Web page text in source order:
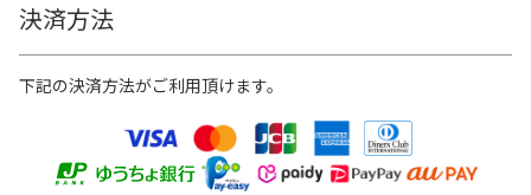
決済方法
下記の決済方法がご利用頂けます。